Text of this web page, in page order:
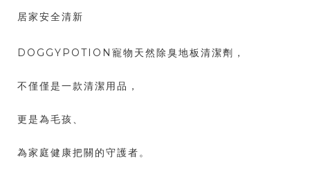
居家安全清新
DOGGYPOTION寵物天然除臭地板清潔劑，
不僅僅是一款清潔用品，
更是為毛孩、
為家庭健康把關的守護者。